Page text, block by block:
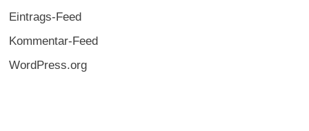
Eintrags-Feed
Kommentar-Feed
WordPress.org